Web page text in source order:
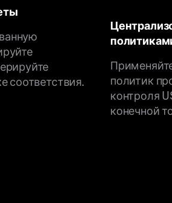
соответствия.
политик
контроля
конечной